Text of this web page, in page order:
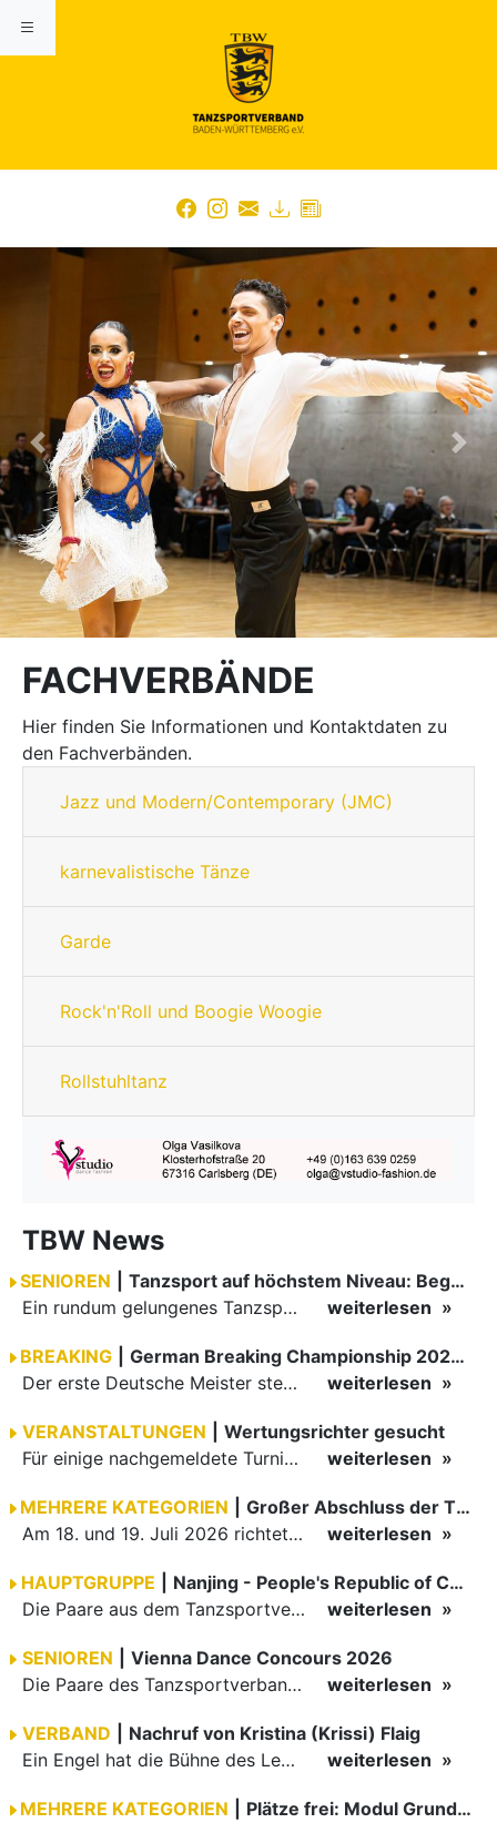
Previous Next
FACHVERBÄNDE
Hier finden Sie Informationen und Kontaktdaten zu
den Fachverbänden.
Jazz und Modern/Contemporary (JMC)
karnevalistische Tänze
Garde
Rock'n'Roll und Boogie Woogie
Rollstuhltanz
TBW News
SENIOREN
Tanzsport auf höchstem Niveau: Begeisterung bei den Turnieren in…
Ein rundum gelungenes Tanzsport-Wochenende liegt hinter den Paaren und Organisatoren in Enzklösterle. Am 1. und 2. August 2026 verwandelte sich die Festhalle wieder in einen lebendigen Mittelpunkt des…
weiterlesen
BREAKING
German Breaking Championship 2026 in Hannover
Der erste Deutsche Meister steht fest B-Boy Roman siegt bei den Juniors
weiterlesen
VERANSTALTUNGEN
Wertungsrichter gesucht
Für einige nachgemeldete Turniere im 2 Halbjahr sucht der ZWE noch Wertungsrichter.
weiterlesen
MEHRERE KATEGORIEN
Großer Abschluss der TBW-Trophy in Weinheim
Am 18. und 19. Juli 2026 richtete die Tanzsportabteilung (TSA) der TSG 1862 Weinheim das Abschlussturnier der diesjährigen TBW-Trophy-Serie aus. Zum traditionellen Saisonfinale kamen rund 400 Starts über…
weiterlesen
HAUPTGRUPPE
Nanjing - People's Republic of China
Die Paare aus dem Tanzsportverband Baden-Württemberg (TBW) haben beim hochklassig besetzten WDSF GrandSlam im chinesischen Nanjing wieder einmal auf internationalem Top-Niveau geglänzt. Das…
weiterlesen
SENIOREN
Vienna Dance Concours 2026
Die Paare des Tanzsportverbandes Baden-Württemberg (TBW) glänzten auf dem internationalen Parkett des Vienna Dance Concourse 2026 im Wiener Rathaus mit hervorragenden Platzierungen Ergebnisse unter: …
weiterlesen
VERBAND
Nachruf von Kristina (Krissi) Flaig
Ein Engel hat die Bühne des Lebens verlassen. Viel zu früh, plötzlich und für uns alle unfassbar, wurde unsere geliebte Kristina (Krissi) Flaig im Alter von 36 Jahren aus dem Leben gerissen. Das Tanzen…
weiterlesen
MEHRERE KATEGORIEN
Plätze frei: Modul Grundlagen